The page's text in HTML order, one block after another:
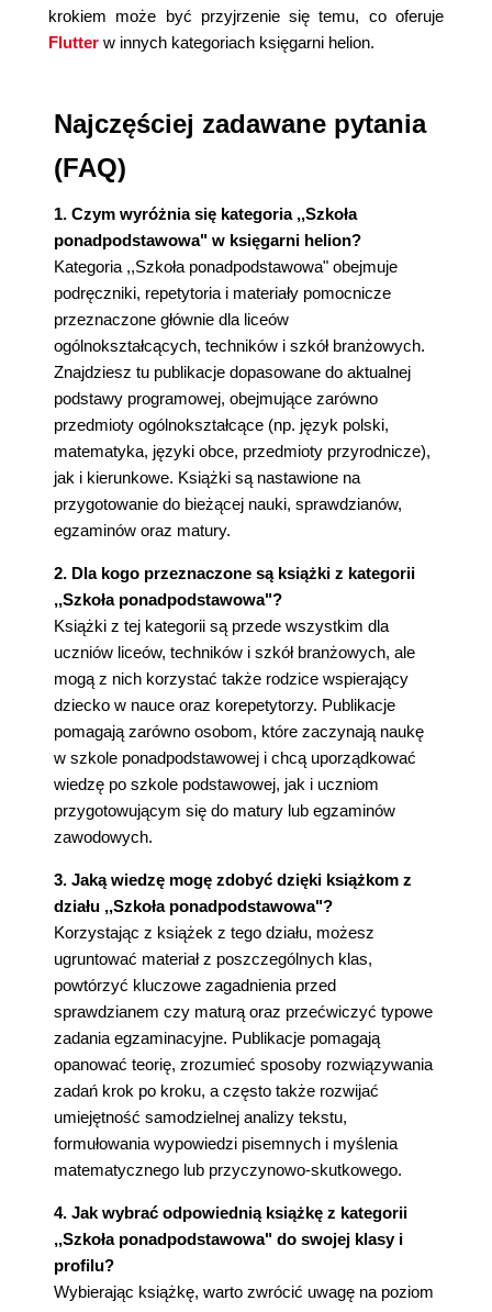
krokiem może być przyjrzenie się temu, co oferuje
Flutter w innych kategoriach księgarni helion.
Najczęściej zadawane pytania
(FAQ)
1. Czym wyróżnia się kategoria ,,Szkoła
ponadpodstawowa" w księgarni helion?
Kategoria ,,Szkoła ponadpodstawowa" obejmuje
podręczniki, repetytoria i materiały pomocnicze
przeznaczone głównie dla liceów
ogólnokształcących, techników i szkół branżowych.
Znajdziesz tu publikacje dopasowane do aktualnej
podstawy programowej, obejmujące zarówno
przedmioty ogólnokształcące (np. język polski,
matematyka, języki obce, przedmioty przyrodnicze),
jak i kierunkowe. Książki są nastawione na
przygotowanie do bieżącej nauki, sprawdzianów,
egzaminów oraz matury.
2. Dla kogo przeznaczone są książki z kategorii
,,Szkoła ponadpodstawowa"?
Książki z tej kategorii są przede wszystkim dla
uczniów liceów, techników i szkół branżowych, ale
mogą z nich korzystać także rodzice wspierający
dziecko w nauce oraz korepetytorzy. Publikacje
pomagają zarówno osobom, które zaczynają naukę
w szkole ponadpodstawowej i chcą uporządkować
wiedzę po szkole podstawowej, jak i uczniom
przygotowującym się do matury lub egzaminów
zawodowych.
3. Jaką wiedzę mogę zdobyć dzięki książkom z
działu ,,Szkoła ponadpodstawowa"?
Korzystając z książek z tego działu, możesz
ugruntować materiał z poszczególnych klas,
powtórzyć kluczowe zagadnienia przed
sprawdzianem czy maturą oraz przećwiczyć typowe
zadania egzaminacyjne. Publikacje pomagają
opanować teorię, zrozumieć sposoby rozwiązywania
zadań krok po kroku, a często także rozwijać
umiejętność samodzielnej analizy tekstu,
formułowania wypowiedzi pisemnych i myślenia
matematycznego lub przyczynowo-skutkowego.
4. Jak wybrać odpowiednią książkę z kategorii
,,Szkoła ponadpodstawowa" do swojej klasy i
profilu?
Wybierając książkę, warto zwrócić uwagę na poziom